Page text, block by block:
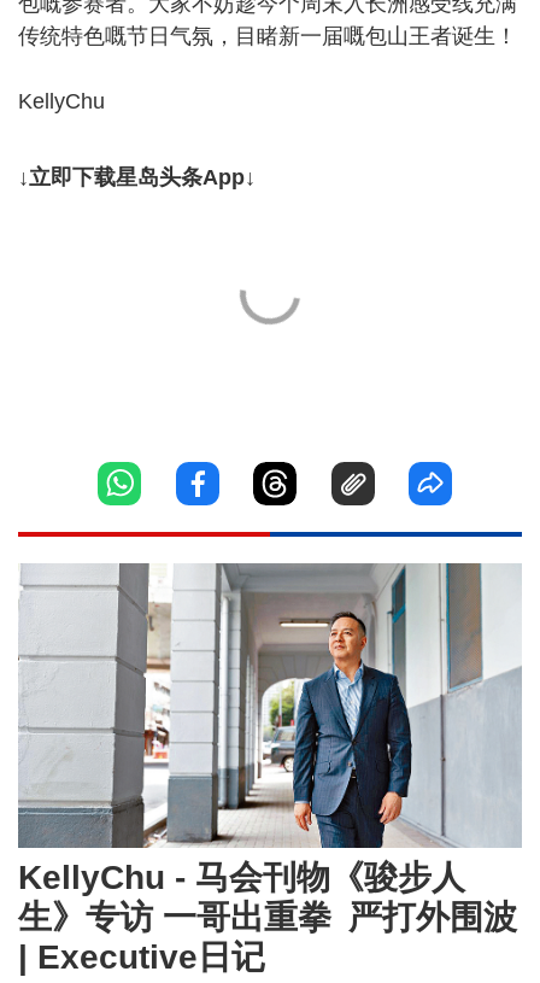
传统特色嘅节日气氛，目睹新一届嘅包山王者诞生！
KellyChu
↓立即下载星岛头条App↓
KellyChu - 马会刊物《骏步人
生》专访 一哥出重拳 严打外围波
| Executive日记